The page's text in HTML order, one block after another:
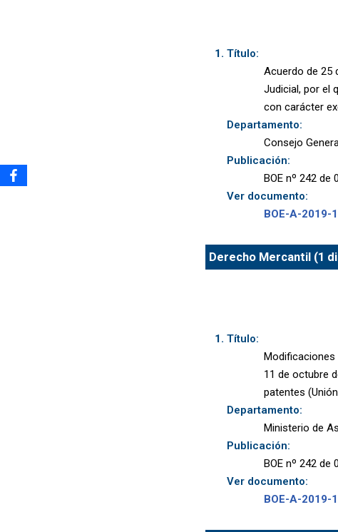
Título:
Acuerdo de 25
Judicial, por el
con carácter
Departamento:
Consejo
Publicación:
BOE nº 242 de
Ver documento:
BOE-A-2019-
Derecho Mercantil (1
Título:
Modificaciones
11 de octubre
patentes
Departamento:
Ministerio de
Publicación:
BOE nº 242 de
Ver documento:
BOE-A-2019-